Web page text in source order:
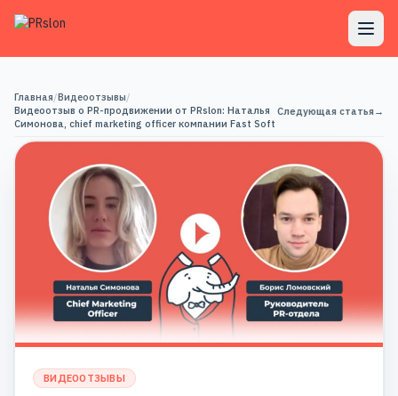
Главная/Видеоотзывы/
Видеоотзыв о PR-продвижении от PRslon: Наталья
Симонова, chief marketing officer компании Fast Soft
Следующая статья→
ВИДЕООТЗЫВЫ